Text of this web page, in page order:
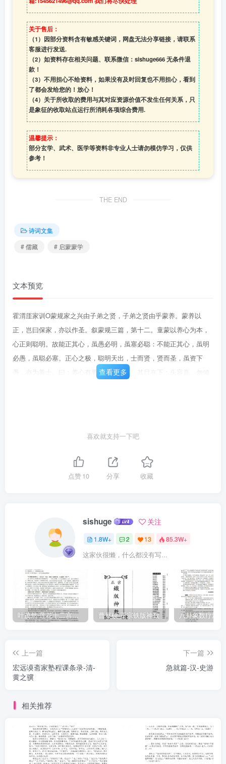
关于售后：
（1）因部分资料含有敏感关键词，网盘无法分享链接，请联系
客服进行发送.
（2）如资料存在相关问题、联系微信：sishuge666 无条件退
款！
（3） 不用担心不给资料，如果没有及时回复也不用担心，看到
了都会发给您的！放心！
（4） 关于所收取的费用与其对应资源价值不发生任何关系，只
是象征的收取站点运行所消耗各项综合费用.
温馨提示：
部分玄学、武术、医学等资料非专业人士请勿模仿学习，仅供
参考！
THE END
诗词文集
# 儒藏
# 启蒙蒙学
文本预览
霍渭厓家训O蒙规家之兴由子弟之贤，子弟之贤由乎蒙养。蒙养以
正，岂曰保家，亦以作圣。叙蒙规三篇，第十二。童蒙以养心为本，
心正则聪明。故能正其心，虽愚必明，虽塞必聪：不能正其心，虽明
必愚，虽聪必塞。正心之极，聪明天出，士而贤，贤而圣，虽资下
愚，亦为善士。曰：养心有要乎？曰：有。其目在下：头容直。勿倾
语，勿听歌曲」言必慎。勿出恶声，勿出秽语，勿言怪异，勿戏，勿
欺。动必畏。举足、动手、开目、出语，俱要畏慎。坐必正。勿倚他
物，辣肩直坐，自然不倦。立必中。勿破倚，勿俯首，勿仰面。行必
所以于穆不己也。童蒙习之持之，悠久不息焉。不识不知，顺帝之则
也。下学上达，圣人也。故曰蒙以养正，圣功也。程子曰，聪明容
知，皆由此出。一曰孝亲。凡人家于童子，始能行能言，晨朝即引至
尊长寝所，教之问曰：“尊长兴否何如？
查看更多
喜欢就支持一下吧
点赞10 分享 收藏
sishuge 关注
1.8W+ 2 13 85.3W+
这家伙很懒，什么都没有写...
叶茂然-莲花十二宫佛家奇门面授及答疑 曹展硕-正宗铁版神数
上一篇
宏远谟斋家塾程课条录-清-
黄之骥
下一篇
急就篇-汉-史游
相关推荐